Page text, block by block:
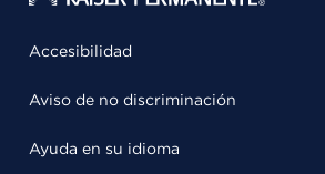
Accesibilidad
Aviso de no discriminación
Ayuda en su idioma